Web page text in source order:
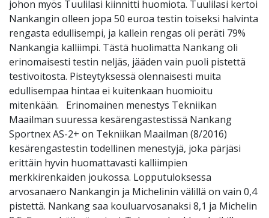
johon myös Tuulilasi kiinnitti huomiota. Tuulilasi kertoi
Nankangin olleen jopa 50 euroa testin toiseksi halvinta
rengasta edullisempi, ja kallein rengas oli peräti 79%
Nankangia kalliimpi. Tästä huolimatta Nankang oli
erinomaisesti testin neljäs, jääden vain puoli pistettä
testivoitosta. Pisteytyksessä olennaisesti muita
edullisempaa hintaa ei kuitenkaan huomioitu
mitenkään. Erinomainen menestys Tekniikan
Maailman suuressa kesärengastestissä Nankang
Sportnex AS-2+ on Tekniikan Maailman (8/2016)
kesärengastestin todellinen menestyjä, joka pärjäsi
erittäin hyvin huomattavasti kalliimpien
merkkirenkaiden joukossa. Lopputuloksessa
arvosanaero Nankangin ja Michelinin välillä on vain 0,4
pistettä. Nankang saa kouluarvosanaksi 8,1 ja Michelin